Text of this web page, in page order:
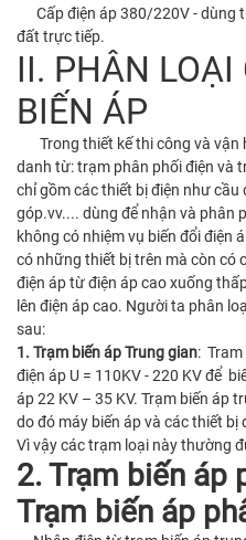
Cấp điện áp 380/220V - dùng
đất trực tiếp.
II. PHÂN LOẠI
BIẾN ÁP
Trong thiết kế thi công và vận
danh từ: trạm phân phối điện và
chỉ gồm các thiết bị điện như cầu
góp.vv.... dùng để nhận và phân
không có nhiệm vụ biến đổi điện
có những thiết bị trên mà còn có
điện áp từ điện áp cao xuống
lên điện áp cao. Người ta phân
sau:
1. Trạm biến áp Trung gian: Tram
điện áp U = 110KV - 220 KV để
áp 22 KV – 35 KV. Trạm biến áp
do đó máy biến áp và các thiết
Vì vậy các trạm loại này thường
2. Trạm biến áp
Trạm biến áp